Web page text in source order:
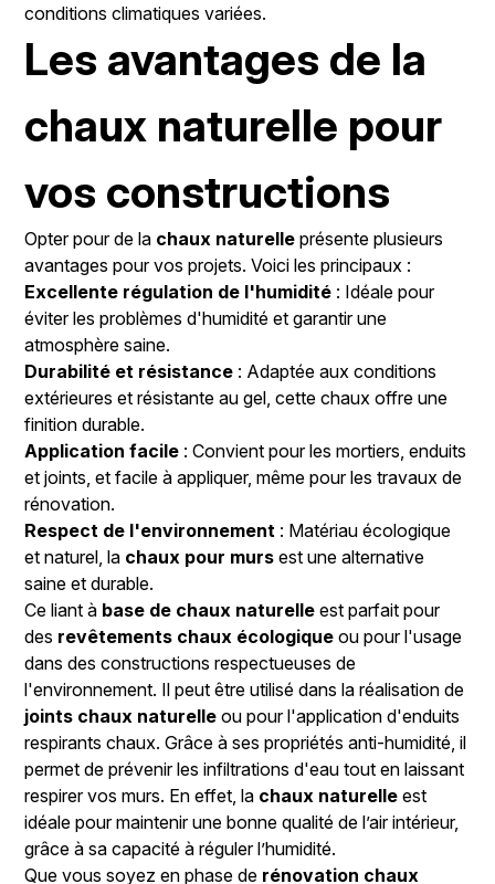
conditions climatiques variées.
Les avantages de la
chaux naturelle pour
vos constructions
Opter pour de la chaux naturelle présente plusieurs
avantages pour vos projets. Voici les principaux :
Excellente régulation de l'humidité : Idéale pour
éviter les problèmes d'humidité et garantir une
atmosphère saine.
Durabilité et résistance : Adaptée aux conditions
extérieures et résistante au gel, cette chaux offre une
finition durable.
Application facile : Convient pour les mortiers, enduits
et joints, et facile à appliquer, même pour les travaux de
rénovation.
Respect de l'environnement : Matériau écologique
et naturel, la chaux pour murs est une alternative
saine et durable.
Ce liant à base de chaux naturelle est parfait pour
des revêtements chaux écologique ou pour l'usage
dans des constructions respectueuses de
l'environnement. Il peut être utilisé dans la réalisation de
joints chaux naturelle ou pour l'application d'enduits
respirants chaux. Grâce à ses propriétés anti-humidité, il
permet de prévenir les infiltrations d'eau tout en laissant
respirer vos murs. En effet, la chaux naturelle est
idéale pour maintenir une bonne qualité de l’air intérieur,
grâce à sa capacité à réguler l’humidité.
Que vous soyez en phase de rénovation chaux